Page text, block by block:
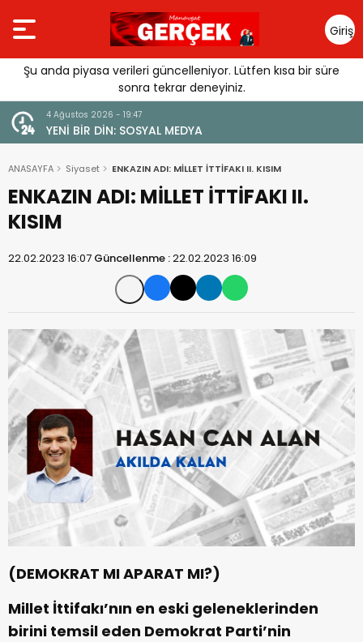
Giriş
Yap
Şu anda piyasa verileri güncelleniyor. Lütfen kısa bir süre
sonra tekrar deneyiniz.
4 Ağustos 2026 - 19:47
YENİ BİR DİN: SOSYAL MEDYA
ANASAYFA Siyaset ENKAZIN ADI: MİLLET İTTİFAKI II. KISIM
ENKAZIN ADI: MİLLET İTTİFAKI II.
KISIM
22.02.2023 16:07 Güncellenme :22.02.2023 16:09
(DEMOKRAT MI APARAT MI?)
Millet İttifakı’nın en eski geleneklerinden
birini temsil eden Demokrat Parti’nin